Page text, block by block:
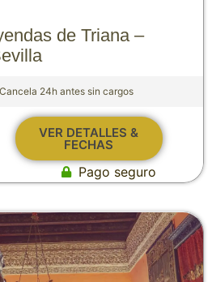
de Triana –
Cancela 24h antes sin cargos
VER DETALLES &
FECHAS
Pago seguro